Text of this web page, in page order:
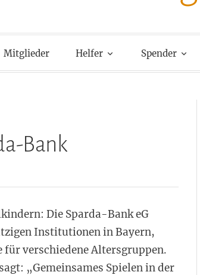
Mitglieder Helfer Spender
Bank
Die Sparda-Bank eG
Institutionen in Bayern,
verschiedene Altersgruppen.
„Gemeinsames Spielen in der